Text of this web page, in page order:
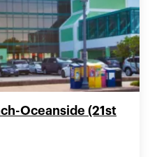
Oceanside (21st